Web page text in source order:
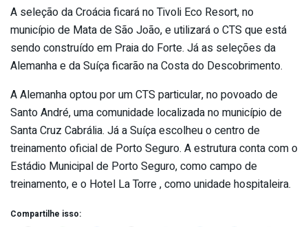
A seleção da Croácia ficará no Tivoli Eco Resort, no
município de Mata de São João, e utilizará o CTS que está
sendo construído em Praia do Forte. Já as seleções da
Alemanha e da Suíça ficarão na Costa do Descobrimento.
A Alemanha optou por um CTS particular, no povoado de
Santo André, uma comunidade localizada no município de
Santa Cruz Cabrália. Já a Suíça escolheu o centro de
treinamento oficial de Porto Seguro. A estrutura conta com o
Estádio Municipal de Porto Seguro, como campo de
treinamento, e o Hotel La Torre , como unidade hospitaleira.
Compartilhe isso: